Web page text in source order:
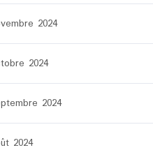
2024
2024
2024
2024